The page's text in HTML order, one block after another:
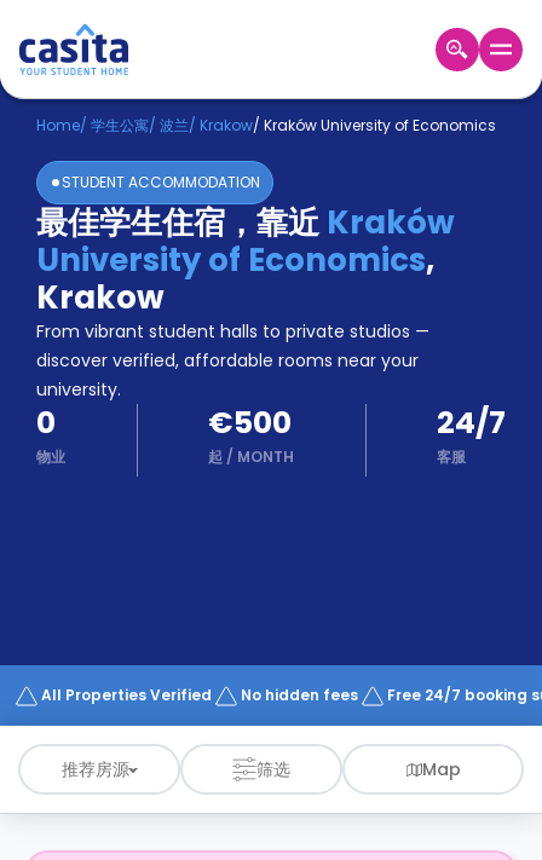
Home ZH EUR
登
入
Booking
Accommodation
About
us
Blog
Refer
And
Earn
Become
Partner
Works
Home/ 学生公寓/ 波兰/ Krakow/ Kraków University of Economics
STUDENT ACCOMMODATION
最佳学生住宿，靠近Kraków
University of Economics,
Krakow
From vibrant student halls to private studios —
discover verified, affordable rooms near your
university.
0
物业
€500
起 / MONTH
24/7
客服
All Properties Verified No hidden fees Free 24/7 booking
推荐房源 筛选 Map